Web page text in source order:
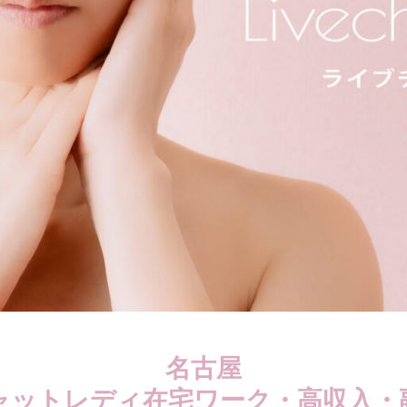
名古屋
ットレディ在宅ワーク・高収入・